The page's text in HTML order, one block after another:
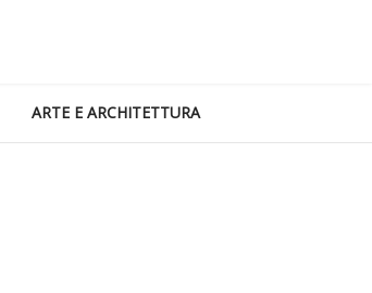
ARTE E ARCHITETTURA